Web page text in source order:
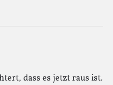
dass es jetzt raus ist.